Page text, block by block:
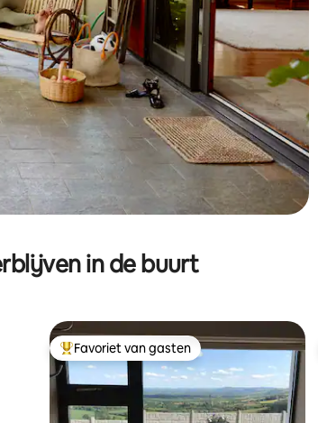
in de buurt
Topfavoriet van gasten
Favoriet van gasten